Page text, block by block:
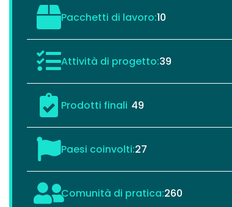
Pacchetti di lavoro:10
Attività di progetto:39
Prodotti finali 49
Paesi coinvolti:27
Comunità di pratica:260